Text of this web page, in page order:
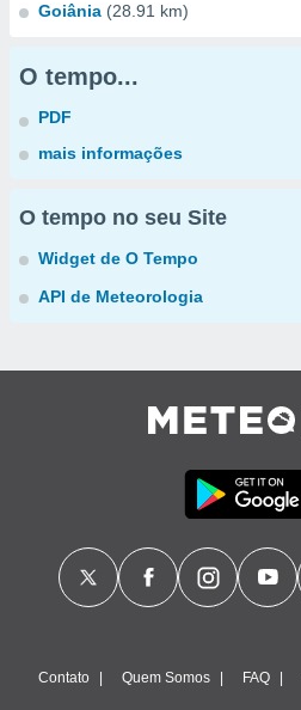
Goiânia (28.91 km)
O tempo...
PDF
mais informações
O tempo no seu Site
Widget de O Tempo
API de Meteorologia
Contato Quem Somos FAQ